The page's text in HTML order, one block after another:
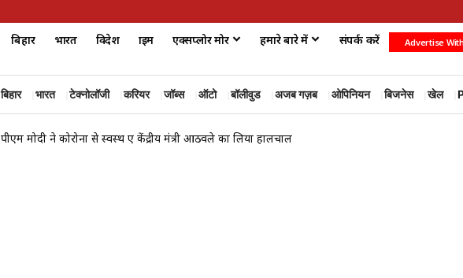
बिहार भारत विदेश क्राइम एक्सप्लोर मोर हमारे बारे में संपर्क करें Advertise
बिहार भारत टेक्नोलॉजी करियर जॉब्स ऑटो बॉलीवुड अजब गज़ब ओपिनियन बिजनेस खेल
पीएम मोदी ने कोरोना से स्वस्थ हुए केंद्रीय मंत्री आठवले का लिया हालचाल